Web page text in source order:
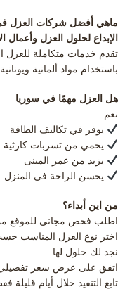
ماهي أفضل شركات العزل
الإبداع لحلول العزل وأعمال
تقدم خدمات متكاملة للعزل
باستخدام مواد ألمانية
هل العزل مهمًا في سوريا
نعم
يوفر في تكاليف الطاقة
يحمي من تسربات كارثية
يزيد من عمر المبنى
يحسن الراحة في المنزل
من اين أبداء؟
اطلب فحص مجاني للموقع
اختر نوع العزل المناسب
نجد لك حلول لها
اتفق على عرض سعر
تابع التنفيذ خلال أيام قليلة